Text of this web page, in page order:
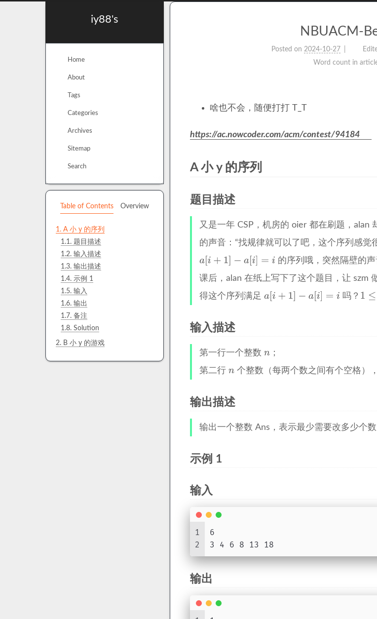
iy88's
Home
About
Tags
Categories
Archives
Sitemap
Search
Table of Contents Overview
1. A 小 y 的序列
1.1. 题目描述
1.2. 输入描述
1.3. 输出描述
1.4. 示例 1
1.5. 输入
1.6. 输出
1.7. 备注
1.8. Solution
2. B 小 y 的游戏
NBUACM-
Posted on 2024-10-27
Word count in
啥也不会，随便打打 T_T
https://ac.nowcoder.com/acm/contest/94184
A 小 y 的序列
题目描述
又是一年 CSP，机房的 oier 都在刷题，alan
的声音：“找规律就可以了吧，这个序列感觉
的序列哦，突然隔壁的
课后，alan 在纸上写下了这个题目，让 szm
得这个序列满足
吗？
输入描述
第一行一个整数
；
第二行
个整数（每两个数之间有个空格）
输出描述
输出一个整数 Ans，表示最少需要改多少个数
示例 1
输入
1
2
6
3 4 6 8 13 18
输出